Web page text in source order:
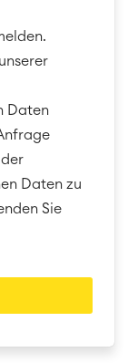
Daten
Daten zu
Sie